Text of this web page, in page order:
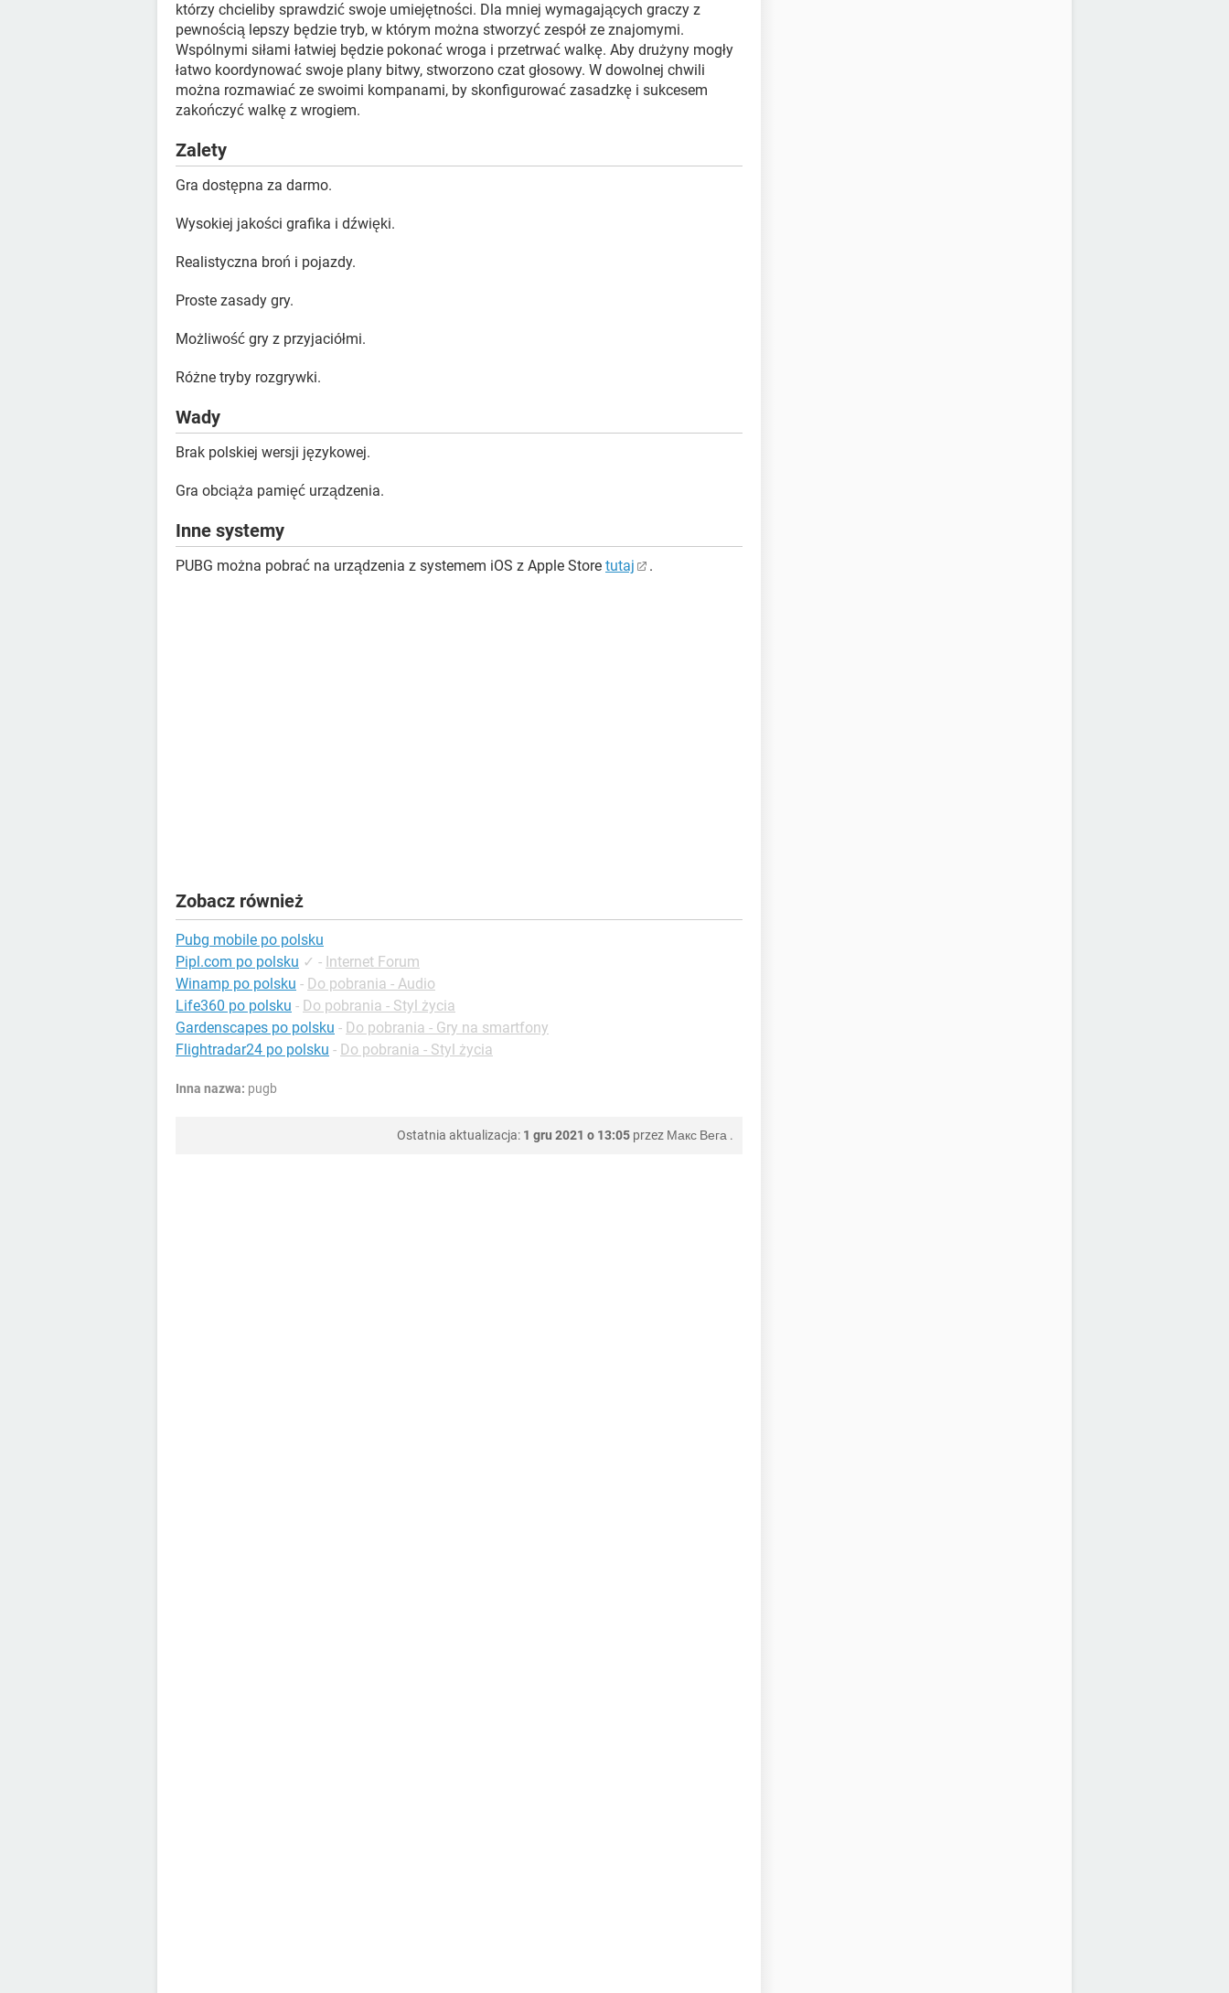
którzy chcieliby sprawdzić swoje umiejętności. Dla mniej wymagających graczy z
pewnością lepszy będzie tryb, w którym można stworzyć zespół ze znajomymi.
Wspólnymi siłami łatwiej będzie pokonać wroga i przetrwać walkę. Aby drużyny mogły
łatwo koordynować swoje plany bitwy, stworzono czat głosowy. W dowolnej chwili
można rozmawiać ze swoimi kompanami, by skonfigurować zasadzkę i sukcesem
zakończyć walkę z wrogiem.
Zalety
Gra dostępna za darmo.
Wysokiej jakości grafika i dźwięki.
Realistyczna broń i pojazdy.
Proste zasady gry.
Możliwość gry z przyjaciółmi.
Różne tryby rozgrywki.
Wady
Brak polskiej wersji językowej.
Gra obciąża pamięć urządzenia.
Inne systemy
PUBG można pobrać na urządzenia z systemem iOS z Apple Store tutaj .
Zobacz również
Pubg mobile po polsku
Pipl.com po polsku ✓ - Internet Forum
Winamp po polsku - Do pobrania - Audio
Life360 po polsku - Do pobrania - Styl życia
Gardenscapes po polsku - Do pobrania - Gry na smartfony
Flightradar24 po polsku - Do pobrania - Styl życia
Inna nazwa: pugb
Ostatnia aktualizacja: 1 gru 2021 o 13:05 przez Макс Вега .